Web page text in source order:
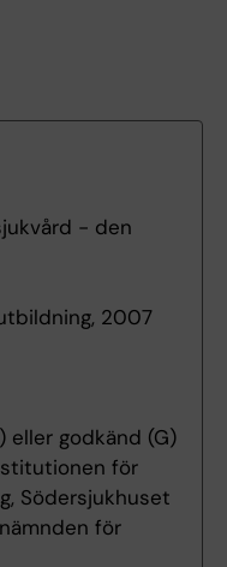
- den
2007
eller godkänd (G)
för
Södersjukhuset
för